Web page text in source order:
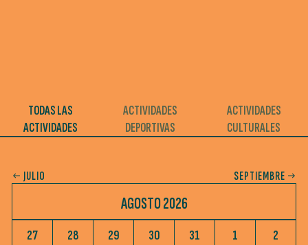
TODAS LAS
ACTIVIDADES
ACTIVIDADES
DEPORTIVAS
ACTIVIDADES
CULTURALES
JULIO
AGOSTO 2026
SEPTIEMBRE
27 28 29 30 31 1
2